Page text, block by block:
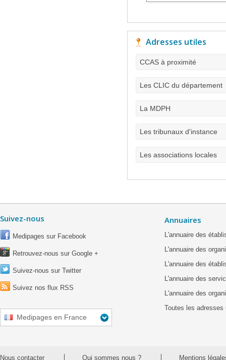
Adresses utiles
CCAS à proximité
Les CLIC du département
La MDPH
Les tribunaux d'instance
Les associations locales
Suivez-nous
Medipages sur Facebook
Retrouvez-nous sur Google +
Suivez-nous sur Twitter
Suivez nos flux RSS
Medipages en France
Annuaires
L'annuaire des
L'annuaire des
L'annuaire des
L'annuaire des
L'annuaire des
Toutes les adresses
Nous contacter Qui sommes nous ? Mentions